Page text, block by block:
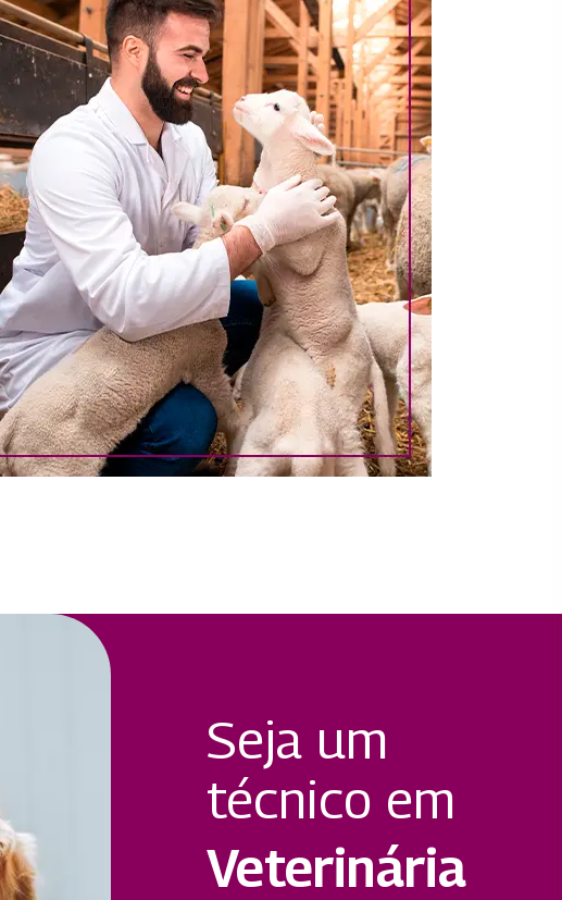
Seja um
técnico em
Veterinária